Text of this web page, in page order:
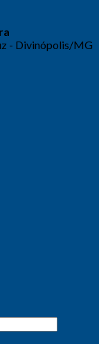
- Divinópolis/MG